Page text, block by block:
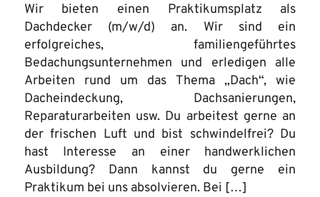
Wir bieten einen Praktikumsplatz als
Dachdecker (m/w/d) an. Wir sind ein
erfolgreiches, familiengeführtes
Bedachungsunternehmen und erledigen alle
Arbeiten rund um das Thema „Dach“, wie
Dacheindeckung, Dachsanierungen,
Reparaturarbeiten usw. Du arbeitest gerne an
der frischen Luft und bist schwindelfrei? Du
hast Interesse an einer handwerklichen
Ausbildung? Dann kannst du gerne ein
Praktikum bei uns absolvieren. Bei […]